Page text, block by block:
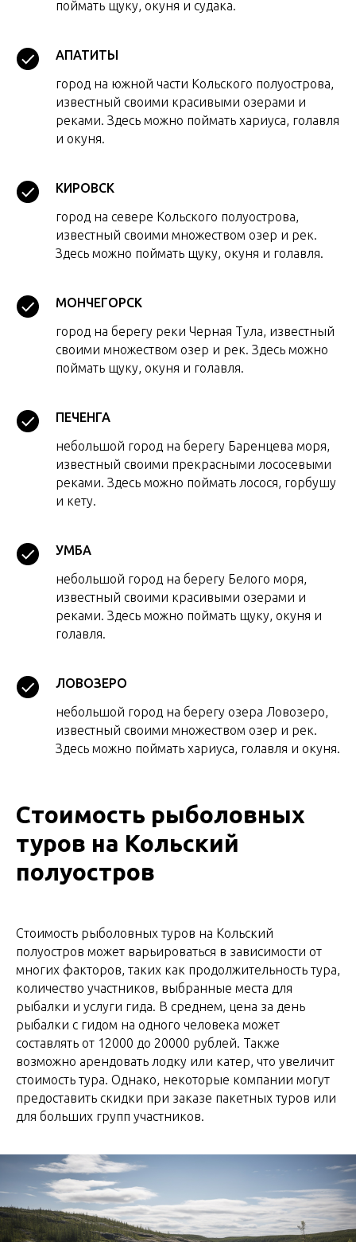
поймать щуку, окуня и судака.
АПАТИТЫ
город на южной части Кольского полуострова,
известный своими красивыми озерами и
реками. Здесь можно поймать хариуса, голавля
и окуня.
КИРОВСК
город на севере Кольского полуострова,
известный своими множеством озер и рек.
Здесь можно поймать щуку, окуня и голавля.
МОНЧЕГОРСК
город на берегу реки Черная Тула, известный
своими множеством озер и рек. Здесь можно
поймать щуку, окуня и голавля.
ПЕЧЕНГА
небольшой город на берегу Баренцева моря,
известный своими прекрасными лососевыми
реками. Здесь можно поймать лосося, горбушу
и кету.
УМБА
небольшой город на берегу Белого моря,
известный своими красивыми озерами и
реками. Здесь можно поймать щуку, окуня и
голавля.
ЛОВОЗЕРО
небольшой город на берегу озера Ловозеро,
известный своими множеством озер и рек.
Здесь можно поймать хариуса, голавля и окуня.
Стоимость рыболовных
туров на Кольский
полуостров
Стоимость рыболовных туров на Кольский
полуостров может варьироваться в зависимости от
многих факторов, таких как продолжительность тура,
количество участников, выбранные места для
рыбалки и услуги гида. В среднем, цена за день
рыбалки с гидом на одного человека может
составлять от 12000 до 20000 рублей. Также
возможно арендовать лодку или катер, что увеличит
стоимость тура. Однако, некоторые компании могут
предоставить скидки при заказе пакетных туров или
для больших групп участников.